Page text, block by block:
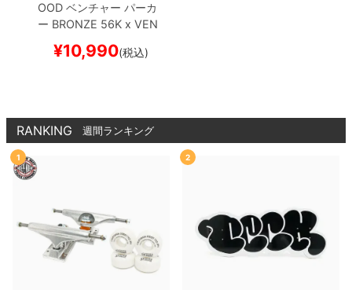
OOD ベンチャー パーカ
ー BRONZE 56K x VEN
ケートボード スケボー
¥10,990(税込)
RANKING 週間ランキング
1 2